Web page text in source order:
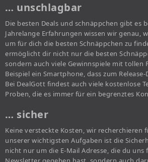
… unschlagbar
Die besten Deals und schnäppchen gibt es
Jahrelange Erfahrungen wissen wir genau,
um für dich die besten Schnäppchen zu
ermöglicht dir nicht nur die besten
sondern auch viele Gewinnspiele mit tollen
Beispiel ein Smartphone, dass zum
Bei DealGott findest auch viele kostenlose
Proben, die es immer für ein begrenztes
… sicher
Keine versteckte Kosten, wir recherchieren
unserer wichtigsten Aufgaben ist die
nicht nur um die E-Mail Adresse, die du uns